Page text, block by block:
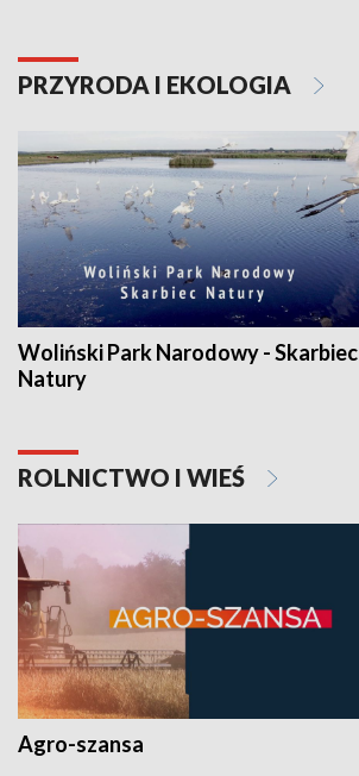
PRZYRODA I EKOLOGIA
Woliński Park Narodowy - Skarbiec
Natury
ROLNICTWO I WIEŚ
Agro-szansa